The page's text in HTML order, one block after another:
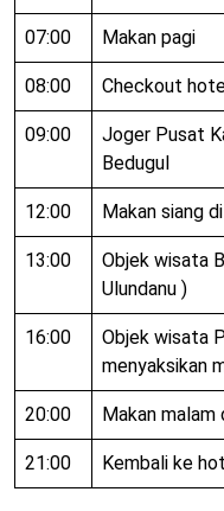
07:00 Makan pagi
08:00 Checkout
09:00
Joger Pusat
Bedugul
12:00 Makan siang
13:00
Objek wisata
Ulundanu )
16:00
Objek wisata
menyaksikan
20:00 Makan malam
21:00 Kembali ke